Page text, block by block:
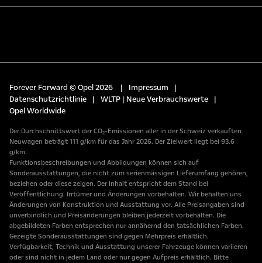
Forever Forward © Opel 2026 | Impressum
|
Datenschutzrichtlinie
| WLTP | Neue Verbrauchswerte
|
Opel Worldwide
Der Durchschnittswert der CO₂-Emissionen aller in der Schweiz verkauften
Neuwagen beträgt 111 g/km für das Jahr 2026. Der Zielwert liegt bei 93.6
g/km.
Funktionsbeschreibungen und Abbildungen können sich auf
Sonderausstattungen, die nicht zum serienmässigen Lieferumfang gehören,
beziehen oder diese zeigen. Der Inhalt entspricht dem Stand bei
Veröffentlichung. Irrtümer und Änderungen vorbehalten. Wir behalten uns
Änderungen von Konstruktion und Ausstattung vor. Alle Preisangaben sind
unverbindlich und Preisänderungen bleiben jederzeit vorbehalten. Die
abgebildeten Farben entsprechen nur annähernd den tatsächlichen Farben.
Gezeigte Sonderausstattungen sind gegen Mehrpreis erhältlich.
Verfügbarkeit, Technik und Ausstattung unserer Fahrzeuge können variieren
oder sind nicht in jedem Land oder nur gegen Aufpreis erhältlich. Bitte